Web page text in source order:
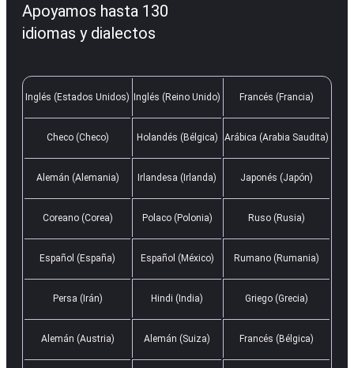
Apoyamos hasta 130
idiomas y dialectos
Inglés (Estados Unidos) Inglés (Reino Unido) Francés (Francia)
Checo (Checo) Holandés (Bélgica) Arábica (Arabia Saudita)
Alemán (Alemania) Irlandesa (Irlanda) Japonés (Japón)
Coreano (Corea) Polaco (Polonia) Ruso (Rusia)
Español (España) Español (México) Rumano (Rumania)
Persa (Irán) Hindi (India) Griego (Grecia)
Alemán (Austria) Alemán (Suiza) Francés (Bélgica)